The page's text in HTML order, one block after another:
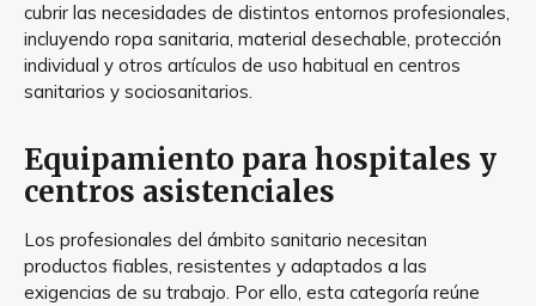
cubrir las necesidades de distintos entornos profesionales,
incluyendo ropa sanitaria, material desechable, protección
individual y otros artículos de uso habitual en centros
sanitarios y sociosanitarios.
Equipamiento para hospitales y
centros asistenciales
Los profesionales del ámbito sanitario necesitan
productos fiables, resistentes y adaptados a las
exigencias de su trabajo. Por ello, esta categoría reúne